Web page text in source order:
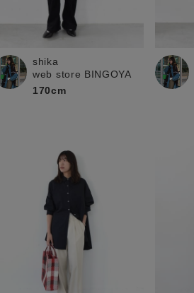
shika
web store BINGOYA
170cm